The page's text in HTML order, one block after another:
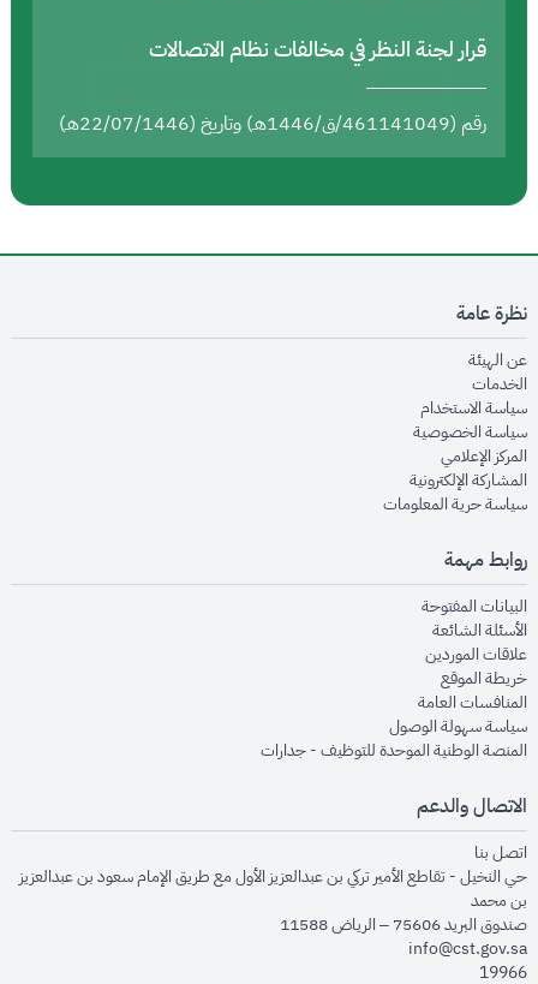
قرار لجنة النظر في مخالفات نظام الاتصالات
رقم (461141049/ق/1446هـ) وتاريخ (22/07/1446هـ)
نظرة عامة
عن الهيئةopens in new window
الخدماتopens in new window
سياسة الاستخدام
سياسة الخصوصيةopens in new window
المركز الإعلاميopens in new window
المشاركة الإلكترونيةopens in new window
سياسة حرية المعلوماتopens in new window
روابط مهمة
البيانات المفتوحةopens in new window
الأسئلة الشائعةopens in new window
علاقات الموردينopens in new window
خريطة الموقعopens in new window
المنافسات العامةopens in new window
سياسة سهولة الوصولopens in new window
المنصة الوطنية الموحدة للتوظيف - جداراتopens in new window
الاتصال والدعم
اتصل بنا
حي النخيل - تقاطع الأمير تركي بن عبدالعزيز الأول مع طريق الإمام سعود بن عبدالعزيز
بن محمد
صندوق البريد 75606 – الرياض 11588
info@cst.gov.sa
19966